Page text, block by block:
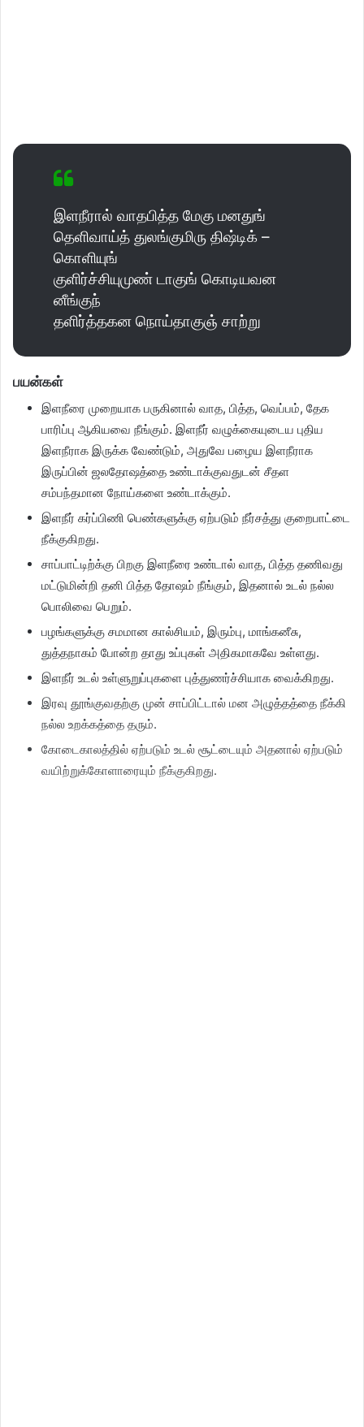
இளநீரால் வாதபித்த மேகு மனதுங்
தெளிவாய்த் துலங்குமிரு திஷ்டிக் –
கொளியுங்
குளிர்ச்சியுமுண் டாகுங் கொடியவன
னீங்குந்
தளிர்த்தகன நொய்தாகுஞ் சாற்று
பயன்கள்
இளநீரை முறையாக பருகினால் வாத, பித்த, வெப்பம், தேக
பாரிப்பு ஆகியவை நீங்கும். இளநீர் வழுக்கையுடைய புதிய
இளநீராக இருக்க வேண்டும், அதுவே பழைய இளநீராக
இருப்பின் ஜலதோஷத்தை உண்டாக்குவதுடன் சீதள
சம்பந்தமான நோய்களை உண்டாக்கும்.
இளநீர் கர்ப்பிணி பெண்களுக்கு ஏற்படும் நீர்சத்து குறைபாட்டை
நீக்குகிறது.
சாப்பாட்டிற்க்கு பிறகு இளநீரை உண்டால் வாத, பித்த தணிவது
மட்டுமின்றி தனி பித்த தோஷம் நீங்கும், இதனால் உடல் நல்ல
பொலிவை பெறும்.
பழங்களுக்கு சமமான கால்சியம், இரும்பு, மாங்கனீசு,
துத்தநாகம் போன்ற தாது உப்புகள் அதிகமாகவே உள்ளது.
இளநீர் உடல் உள்ளுறுப்புகளை புத்துணர்ச்சியாக வைக்கிறது.
இரவு தூங்குவதற்கு முன் சாப்பிட்டால் மன அழுத்தத்தை நீக்கி
நல்ல உறக்கத்தை தரும்.
கோடைகாலத்தில் ஏற்படும் உடல் சூட்டையும் அதனால் ஏற்படும்
வயிற்றுக்கோளாரையும் நீக்குகிறது.